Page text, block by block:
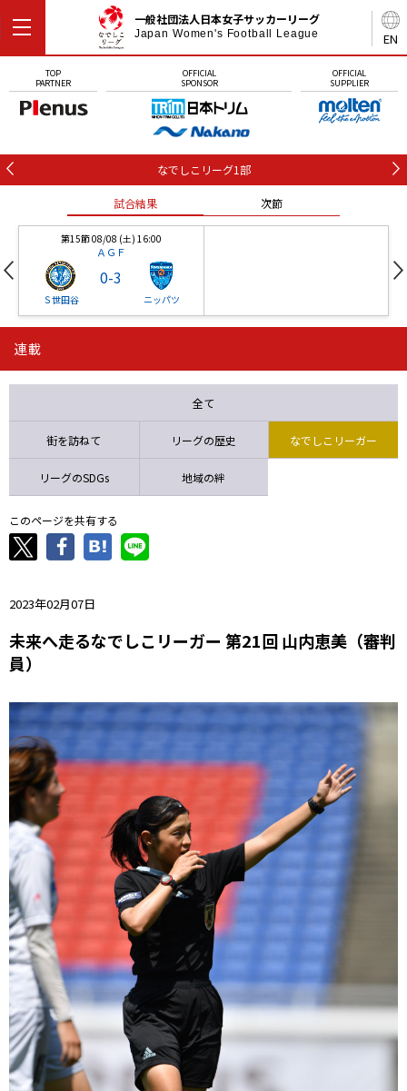
EN
一般社団法人日本女子サッカーリーグ
Japan Women's Football League
TOP
PARTNER
OFFICIAL
SPONSOR
OFFICIAL
SUPPLIER
なでしこリーグ1部
試合結果 次節
第15節 08/08 (土) 16:00
ＡＧＦ
Ｓ世田谷
0-3
ニッパツ
ニッパツ 石人の星
連載
全て
街を訪ねて リーグの歴史 なでしこリーガー
リーグのSDGs 地域の絆
このページを共有する
2023年02月07日
未来へ走るなでしこリーガー 第21回 山内恵美（審判
員）